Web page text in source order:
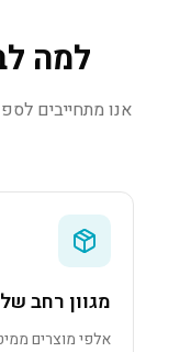
למה
אנו מתחייבים
מגוון רחב
אלפי מוצרים